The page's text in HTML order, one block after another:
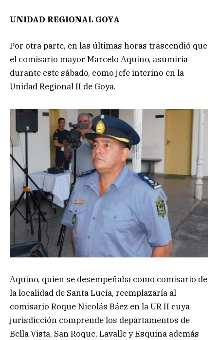
UNIDAD REGIONAL GOYA
Por otra parte, en las últimas horas trascendió que
el comisario mayor Marcelo Aquino, asumiría
durante este sábado, como jefe interino en la
Unidad Regional II de Goya.
Aquino, quien se desempeñaba como comisario de
la localidad de Santa Lucía, reemplazaría al
comisario Roque Nicolás Báez en la UR II cuya
jurisdicción comprende los departamentos de
Bella Vista, San Roque, Lavalle y Esquina además